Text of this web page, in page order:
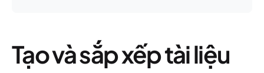
Tạo và sắp xếp tài liệu